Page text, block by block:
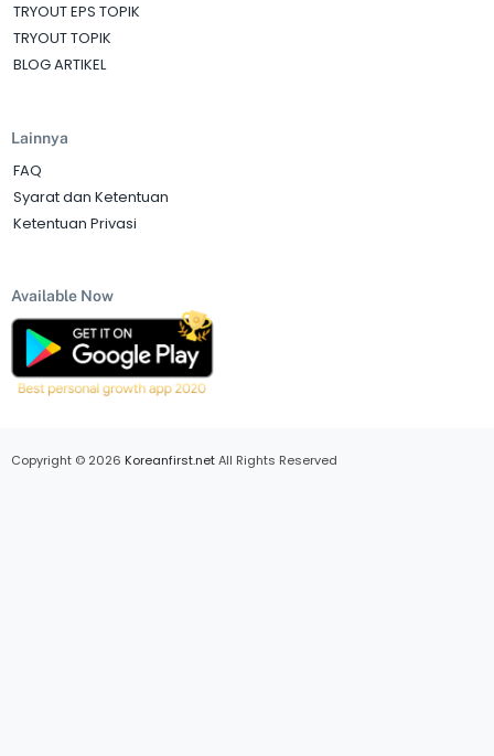
TRYOUT EPS TOPIK
TRYOUT TOPIK
BLOG ARTIKEL
Lainnya
FAQ
Syarat dan Ketentuan
Ketentuan Privasi
Available Now
Copyright © 2026 Koreanfirst.netAll Rights Reserved